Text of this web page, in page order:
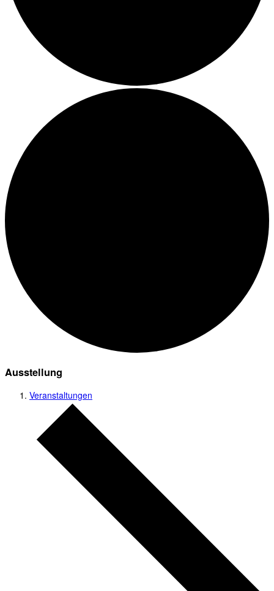
Ausstellung
Veranstaltungen